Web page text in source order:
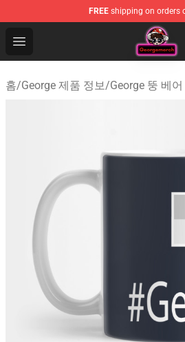
FREE shipping on orders
Open menu
George Store - Official George
홈/George 제품 정보/George 뚱 베어